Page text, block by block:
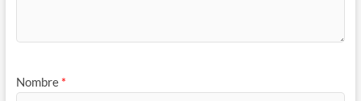
Nombre *